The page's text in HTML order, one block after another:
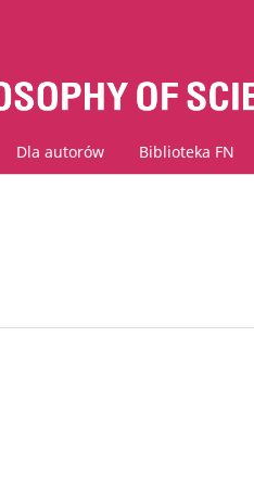
Dla autorów Biblioteka FN